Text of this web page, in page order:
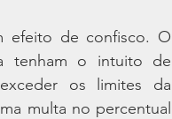
efeito de confisco. O
tenham o intuito de
os limites da
multa no percentual